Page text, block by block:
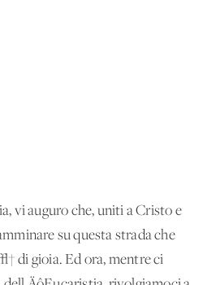
vi auguro che, uniti a Cristo e
su questa strada che
di gioia. Ed ora, mentre ci